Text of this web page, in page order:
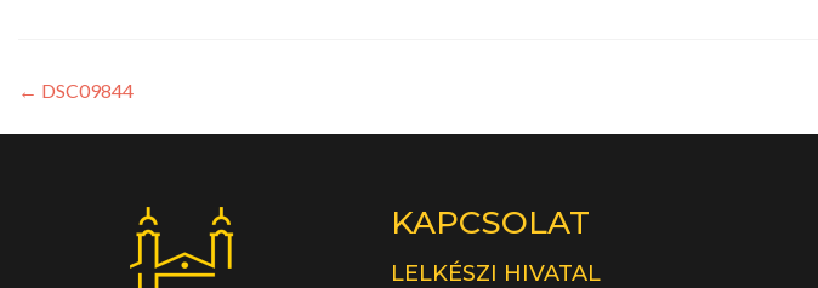
← DSC09844
KAPCSOLAT
LELKÉSZI HIVATAL